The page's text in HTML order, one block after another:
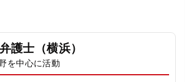
護士（横浜）
を中心に活動